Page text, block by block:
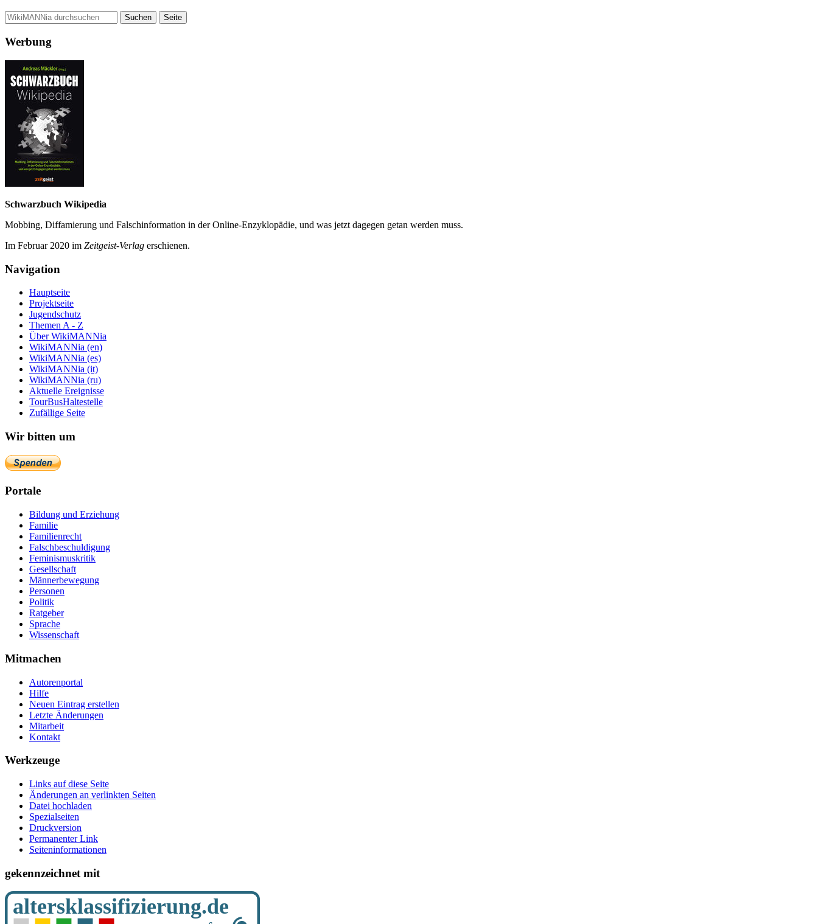
Werbung
Schwarzbuch Wikipedia
Mobbing, Diffamierung und Falsch­information in der Online-Enzyklo­pädie, und was jetzt da­gegen getan werden muss.
Im Februar 2020 im Zeit­geist-Verlag erschienen.
Navigation
Hauptseite
Projektseite
Jugendschutz
Themen A - Z
Über WikiMANNia
WikiMANNia (en)
WikiMANNia (es)
WikiMANNia (it)
WikiMANNia (ru)
Aktuelle Ereignisse
TourBusHaltestelle
Zufällige Seite
Wir bitten um
Portale
Bildung und Erziehung
Familie
Familienrecht
Falschbeschuldigung
Feminismuskritik
Gesellschaft
Männerbewegung
Personen
Politik
Ratgeber
Sprache
Wissenschaft
Mitmachen
Autorenportal
Hilfe
Neuen Eintrag erstellen
Letzte Änderungen
Mitarbeit
Kontakt
Werkzeuge
Links auf diese Seite
Änderungen an verlinkten Seiten
Datei hochladen
Spezialseiten
Druckversion
Permanenter Link
Seiten­­informationen
gekennzeichnet mit